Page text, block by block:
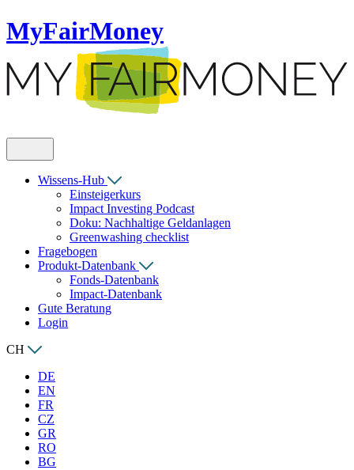
MyFairMoney
Wissens-Hub
Einsteigerkurs
Impact Investing Podcast
Doku: Nachhaltige Geldanlagen
Greenwashing checklist
Fragebogen
Produkt-Datenbank
Fonds-Datenbank
Impact-Datenbank
Gute Beratung
Login
CH
DE
EN
FR
CZ
GR
RO
BG